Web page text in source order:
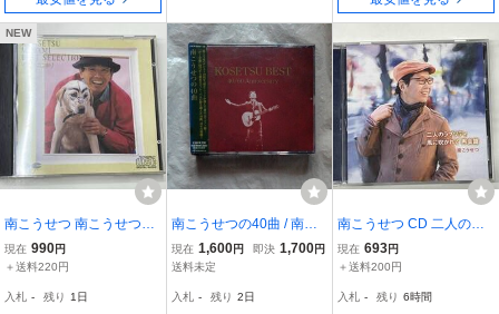
NEW
南こうせつ 南こうせつ・
夢のはじまり BEST SELE
CTION
現在 990円
＋送料220円
入札 - 残り 1日
南こうせつの40曲 / 南こ
うせつ ベスト・アルバム
CD 3枚組
現在 1,600円 即決 1,700円
送料未定
入札 - 残り 2日
南こうせつ CD 二人のラ
プソディ
現在 693円
＋送料200円
入札 - 残り 6時間